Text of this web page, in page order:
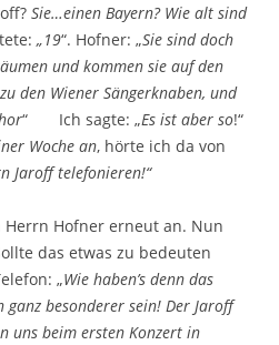
Sie…einen Bayern? Wie alt sind
„19“. Hofner: „Sie sind doch
und kommen sie auf den
zu den Wiener Sängerknaben, und
“ Ich sagte: „Es ist aber so!“
Woche an, hörte ich da von
Jaroff telefonieren!“
Hofner erneut an. Nun
das etwas zu bedeuten
„Wie haben’s denn das
ganz besonderer sein! Der Jaroff
uns beim ersten Konzert in